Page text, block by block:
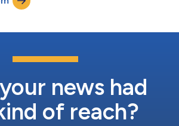
營運風險 提高對AI代理活動的可視性 提供
大AI代理的採用規模 Rimini Govern for AI為
企業範圍的代理活動、工作流程、安全事...
news had
of reach?